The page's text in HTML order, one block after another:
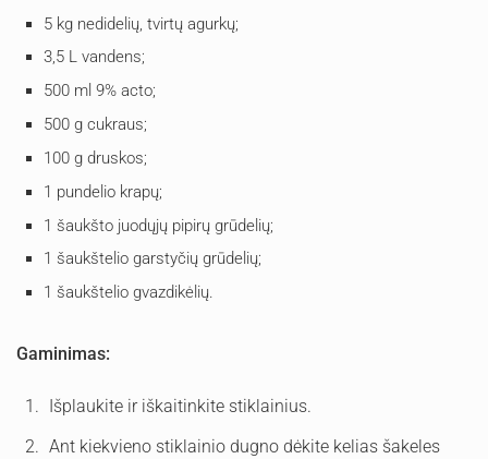
5 kg nedidelių, tvirtų agurkų;
3,5 L vandens;
500 ml 9% acto;
500 g cukraus;
100 g druskos;
1 pundelio krapų;
1 šaukšto juodųjų pipirų grūdelių;
1 šaukštelio garstyčių grūdelių;
1 šaukštelio gvazdikėlių.
Gaminimas:
Išplaukite ir iškaitinkite stiklainius.
Ant kiekvieno stiklainio dugno dėkite kelias šakeles